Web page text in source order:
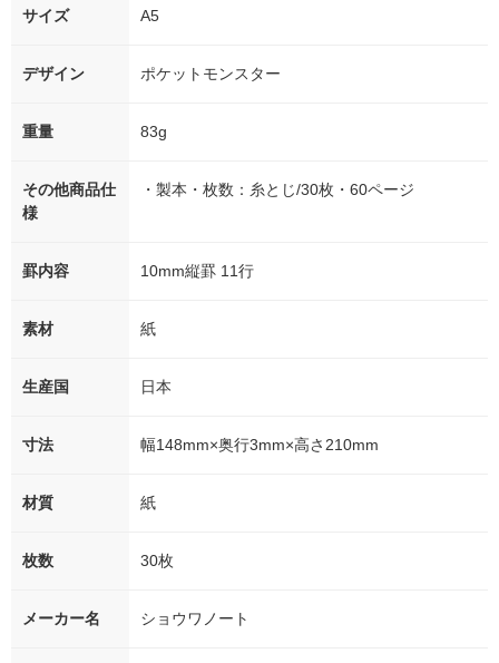
サイズ A5
デザイン ポケットモンスター
重量 83g
その他商品仕
様
・製本・枚数：糸とじ/30枚・60ページ
罫内容 10mm縦罫 11行
素材 紙
生産国 日本
寸法 幅148mm×奥行3mm×高さ210mm
材質 紙
枚数 30枚
メーカー名 ショウワノート